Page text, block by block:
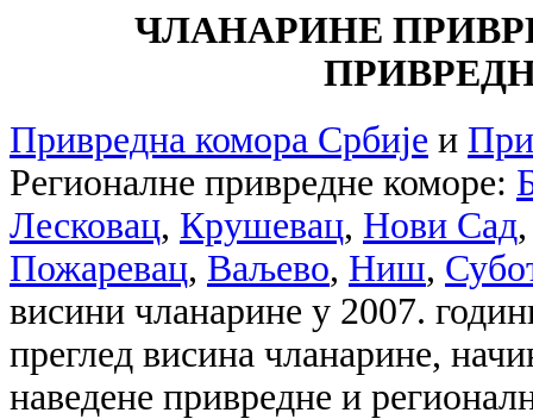
ЧЛАНАРИНЕ
Привредна комора Србије и
Регионалне привредне коморе:
Лесковац, Крушевац, Нови Сад
Пожаревац, Ваљево, Ниш,
висини чланарине у 2007.
преглед висина чланарине,
наведене привредне и